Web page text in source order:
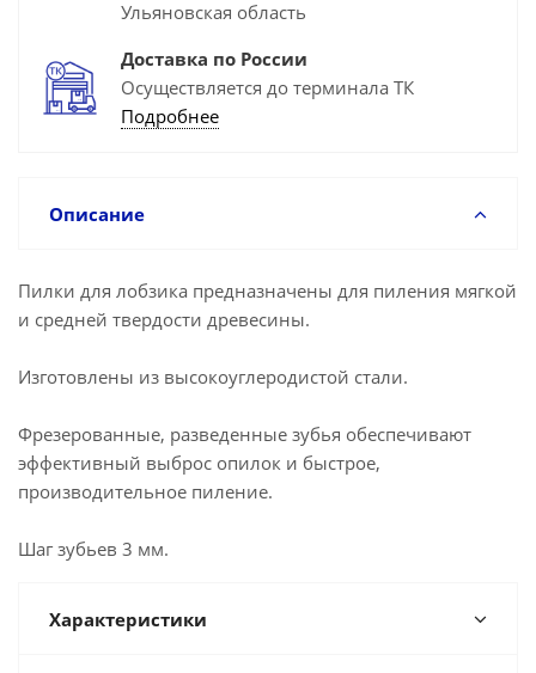
Ульяновская область
Доставка по России
Осуществляется до терминала ТК
Подробнее
Описание
Пилки для лобзика предназначены для пиления мягкой
и средней твердости древесины.
Изготовлены из высокоуглеродистой стали.
Фрезерованные, разведенные зубья обеспечивают
эффективный выброс опилок и быстрое,
производительное пиление.
Шаг зубьев 3 мм.
Характеристики